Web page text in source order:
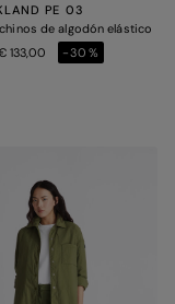
PE 03
de algodón elástico
de
133,00
-30%